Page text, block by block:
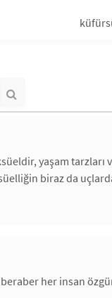
yaşam
biraz da
her insan